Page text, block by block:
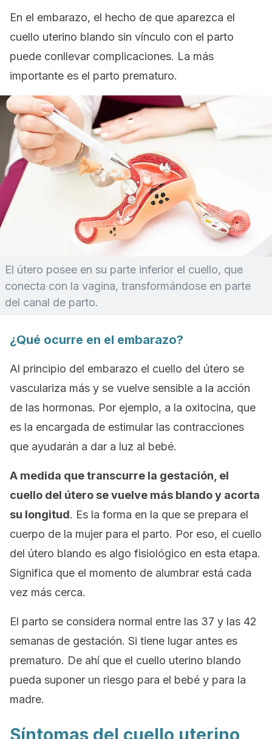
En el embarazo, el hecho de que aparezca el
cuello uterino blando sin vínculo con el parto
puede conllevar complicaciones. La más
importante es el parto prematuro.
El útero posee en su parte inferior el cuello, que
conecta con la vagina, transformándose en parte
del canal de parto.
¿Qué ocurre en el embarazo?
Al principio del embarazo el cuello del útero se
vasculariza más y se vuelve sensible a la acción
de las hormonas. Por ejemplo, a la oxitocina, que
es la encargada de estimular las contracciones
que ayudarán a dar a luz al bebé.
A medida que transcurre la gestación, el
cuello del útero se vuelve más blando y acorta
su longitud. Es la forma en la que se prepara el
cuerpo de la mujer para el parto. Por eso, el cuello
del útero blando es algo fisiológico en esta etapa.
Significa que el momento de alumbrar está cada
vez más cerca.
El parto se considera normal entre las 37 y las 42
semanas de gestación. Si tiene lugar antes es
prematuro. De ahí que el cuello uterino blando
pueda suponer un riesgo para el bebé y para la
madre.
Síntomas del cuello uterino